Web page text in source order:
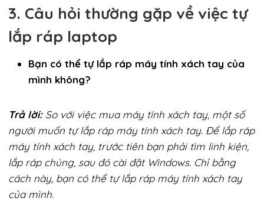
3. Câu hỏi thường gặp về việc tự
lắp ráp laptop
Bạn có thể tự lắp ráp máy tính xách tay của
mình không?
Trả lời:So với việc mua máy tính xách tay, một số
người muốn tự lắp ráp máy tính xách tay. Để lắp ráp
máy tính xách tay, trước tiên bạn phải tìm linh kiện,
lắp ráp chúng, sau đó cài đặt Windows. Chỉ bằng
cách này, bạn có thể tự lắp ráp máy tính xách tay
của mình.